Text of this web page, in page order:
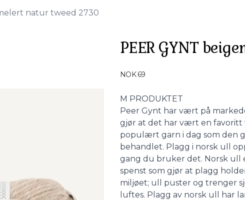
natur tweed 2730
PEER GYNT
NOK 69
Description
M PRODUKTET
Peer Gynt har vært på
gjør at det har vært en favoritt
populært garn i dag som den
behandlet. Plagg i norsk ull
gang du bruker det. Norsk ull
spenst som gjør at plagg
miljøet; ull puster og trenger
luftes. Plagg av norsk ull har